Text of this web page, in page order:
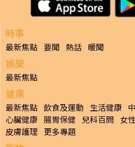
時事
最新焦點 要聞 熱話 暖聞
娛樂
最新焦點
健康
最新焦點 飲食及運動 生活健康
心臟健康 腸胃保健 兒科百問 女
皮膚護理 更多專題